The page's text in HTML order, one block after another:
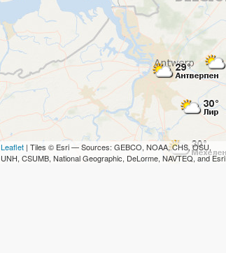
Leaflet | Tiles © Esri — Sources: GEBCO, NOAA, CHS, OSU,
UNH, CSUMB, National Geographic, DeLorme, NAVTEQ, and Esri